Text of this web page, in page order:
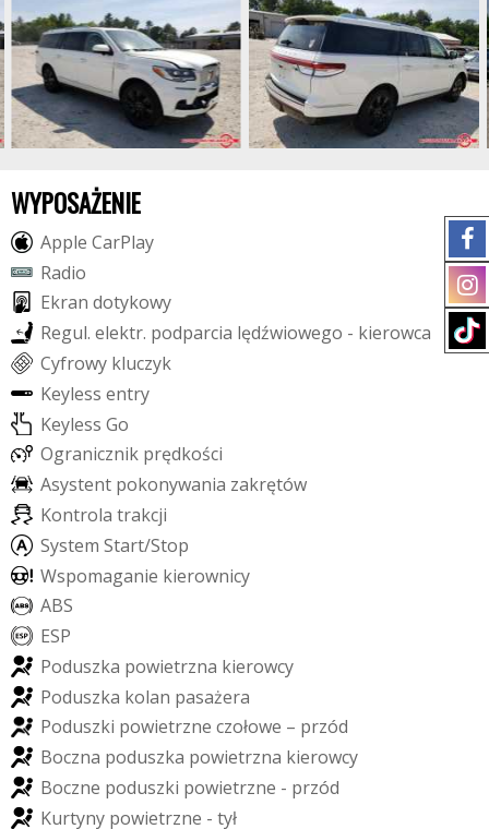
WYPOSAŻENIE
Apple CarPlay
Radio
Ekran dotykowy
Regul. elektr. podparcia lędźwiowego - kierowca
Cyfrowy kluczyk
Keyless entry
Keyless Go
Ogranicznik prędkości
Asystent pokonywania zakrętów
Kontrola trakcji
System Start/Stop
Wspomaganie kierownicy
ABS
ESP
Poduszka powietrzna kierowcy
Poduszka kolan pasażera
Poduszki powietrzne czołowe – przód
Boczna poduszka powietrzna kierowcy
Boczne poduszki powietrzne - przód
Kurtyny powietrzne - tył